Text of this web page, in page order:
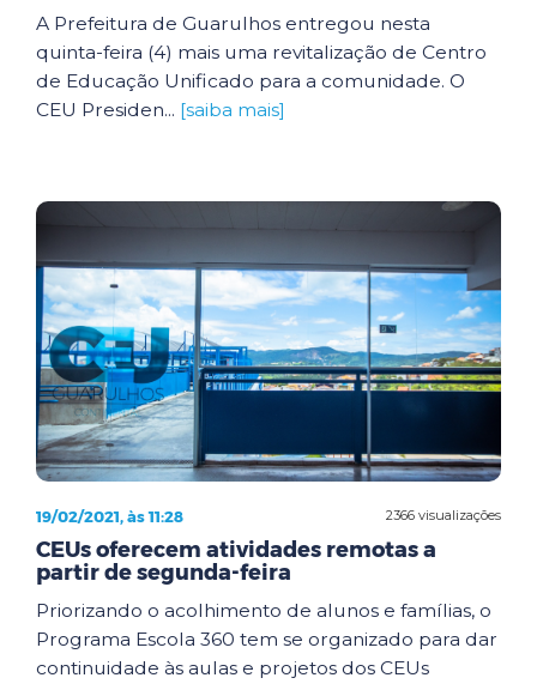
A Prefeitura de Guarulhos entregou nesta
quinta-feira (4) mais uma revitalização de Centro
de Educação Unificado para a comunidade. O
CEU Presiden... [saiba mais]
2366 visualizações
19/02/2021, às 11:28
CEUs oferecem atividades remotas a
partir de segunda-feira
Priorizando o acolhimento de alunos e famílias, o
Programa Escola 360 tem se organizado para dar
continuidade às aulas e projetos dos CEUs